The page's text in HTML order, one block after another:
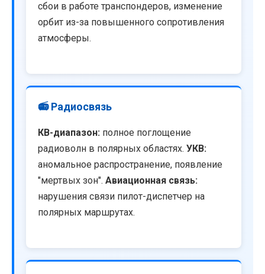
сбои в работе транспондеров, изменение
орбит из-за повышенного сопротивления
атмосферы.
📻 Радиосвязь
КВ-диапазон: полное поглощение
радиоволн в полярных областях. УКВ:
аномальное распространение, появление
"мертвых зон". Авиационная связь:
нарушения связи пилот-диспетчер на
полярных маршрутах.